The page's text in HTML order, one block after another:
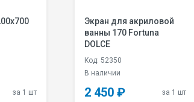
за 1 шт
Экран для акриловой
ванны 170 Fortuna
DOLCE
Код: 52350
В наличии
2 450 ₽ за 1 шт